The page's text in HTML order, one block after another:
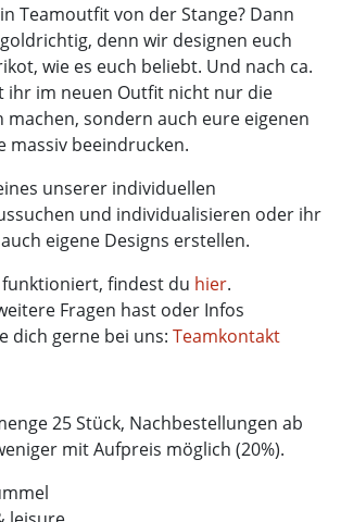
Teamoutfit von der Stange? Dann
denn wir designen euch
wie es euch beliebt. Und nach ca.
ihr im neuen Outfit nicht nur die
machen, sondern auch eure eigenen
massiv beeindrucken.
unserer individuellen
und individualisieren oder ihr
eigene Designs erstellen.
funktioniert, findest du hier.
Fragen hast oder Infos
dich gerne bei uns: Teamkontakt
25 Stück, Nachbestellungen ab
mit Aufpreis möglich (20%).